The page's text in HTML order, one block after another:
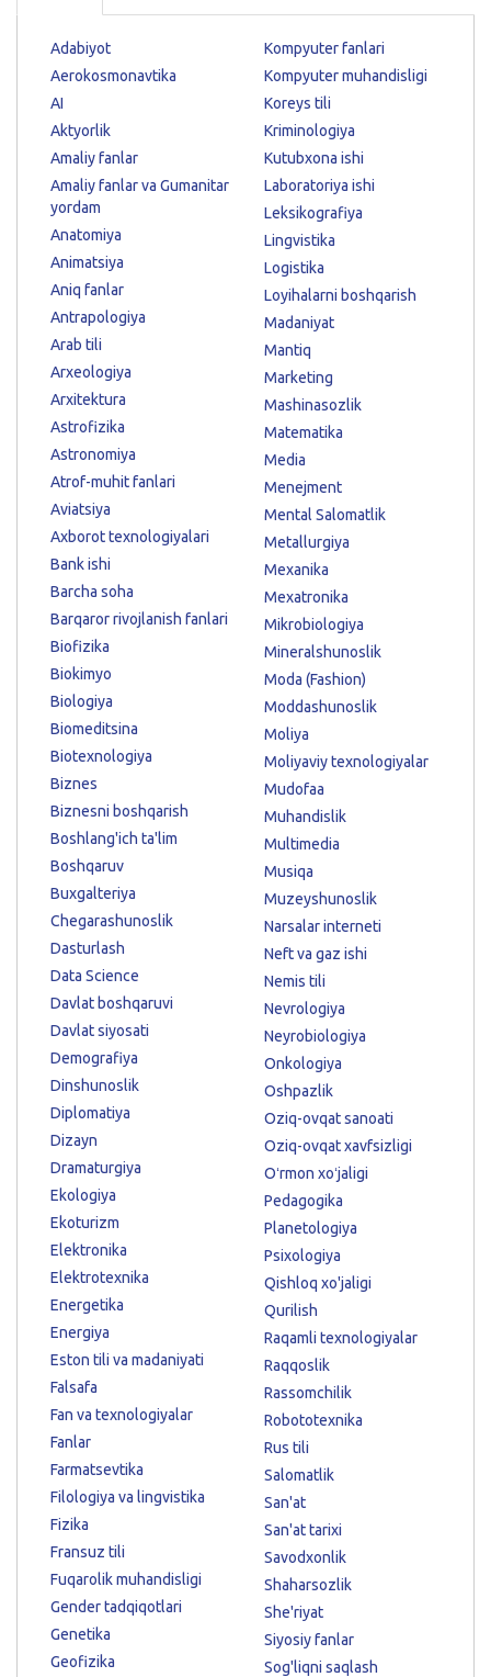
Adabiyot
Aerokosmonavtika
AI
Aktyorlik
Amaliy fanlar
Amaliy fanlar va Gumanitar
yordam
Anatomiya
Animatsiya
Aniq fanlar
Antrapologiya
Arab tili
Arxeologiya
Arxitektura
Astrofizika
Astronomiya
Atrof-muhit fanlari
Aviatsiya
Axborot texnologiyalari
Bank ishi
Barcha soha
Barqaror rivojlanish fanlari
Biofizika
Biokimyo
Biologiya
Biomeditsina
Biotexnologiya
Biznes
Biznesni boshqarish
Boshlang'ich ta'lim
Boshqaruv
Buxgalteriya
Chegarashunoslik
Dasturlash
Data Science
Davlat boshqaruvi
Davlat siyosati
Demografiya
Dinshunoslik
Diplomatiya
Dizayn
Dramaturgiya
Ekologiya
Ekoturizm
Elektronika
Elektrotexnika
Energetika
Energiya
Eston tili va madaniyati
Falsafa
Fan va texnologiyalar
Fanlar
Farmatsevtika
Filologiya va lingvistika
Fizika
Fransuz tili
Fuqarolik muhandisligi
Gender tadqiqotlari
Genetika
Geofizika
Kompyuter fanlari
Kompyuter muhandisligi
Koreys tili
Kriminologiya
Kutubxona ishi
Laboratoriya ishi
Leksikografiya
Lingvistika
Logistika
Loyihalarni boshqarish
Madaniyat
Mantiq
Marketing
Mashinasozlik
Matematika
Media
Menejment
Mental Salomatlik
Metallurgiya
Mexanika
Mexatronika
Mikrobiologiya
Mineralshunoslik
Moda (Fashion)
Moddashunoslik
Moliya
Moliyaviy texnologiyalar
Mudofaa
Muhandislik
Multimedia
Musiqa
Muzeyshunoslik
Narsalar interneti
Neft va gaz ishi
Nemis tili
Nevrologiya
Neyrobiologiya
Onkologiya
Oshpazlik
Oziq-ovqat sanoati
Oziq-ovqat xavfsizligi
Oʻrmon xoʻjaligi
Pedagogika
Planetologiya
Psixologiya
Qishloq xo'jaligi
Qurilish
Raqamli texnologiyalar
Raqqoslik
Rassomchilik
Robototexnika
Rus tili
Salomatlik
San'at
San'at tarixi
Savodxonlik
Shaharsozlik
She'riyat
Siyosiy fanlar
Sog'liqni saqlash